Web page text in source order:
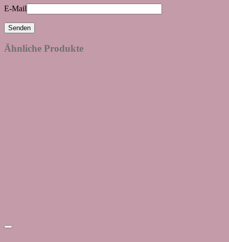
E-Mail
Ähnliche Produkte